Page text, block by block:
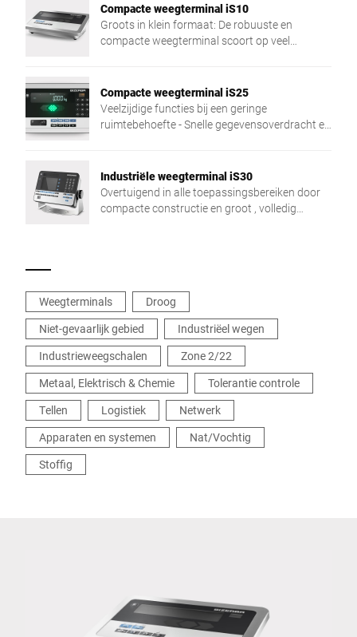
Compacte weegterminal iS10
Groots in klein formaat: De robuuste en
compacte weegterminal scoort op veel
inventariseren.
Compacte weegterminal iS25
Veelzijdige functies bij een geringe
ruimtebehoefte - Snelle gegevensoverdracht en
tolerantiecontrole met led-verkeerslichtfunctie -
slechts één van de vele sterke punten van de
eenvoudig integreerbare iS25.
Industriële weegterminal iS30
Overtuigend in alle toepassingsbereiken door
compacte constructie en groot , volledig
Weegterminals
Droog
Niet-gevaarlijk gebied
Industriëel wegen
Industrieweegschalen
Zone 2/22
Metaal, Elektrisch & Chemie
Tolerantie controle
Tellen
Logistiek
Netwerk
Apparaten en systemen
Nat/Vochtig
Stoffig